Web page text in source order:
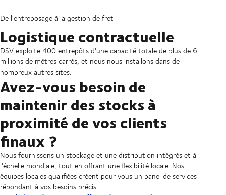
De l'entreposage à la gestion de fret
Logistique contractuelle
DSV exploite 400 entrepôts d'une capacité totale de plus de 6
millions de mètres carrés, et nous nous installons dans de
nombreux autres sites.
Avez-vous besoin de
maintenir des stocks à
proximité de vos clients
finaux ?
Nous fournissons un stockage et une distribution intégrés et à
l'échelle mondiale, tout en offrant une flexibilité locale. Nos
équipes locales qualifiées créent pour vous un panel de services
répondant à vos besoins précis.